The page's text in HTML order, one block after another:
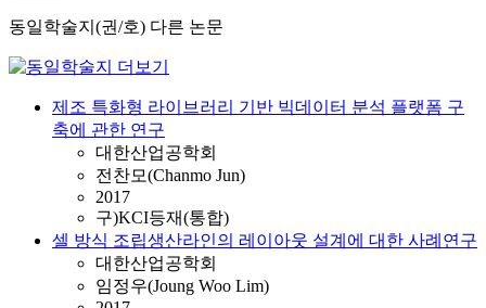
동일학술지(권/호) 다른 논문
제조 특화형 라이브러리 기반 빅데이터 분석 플랫폼 구
축에 관한 연구
대한산업공학회
전찬모(Chanmo Jun)
2017
구)KCI등재(통합)
셀 방식 조립생산라인의 레이아웃 설계에 대한 사례연구
대한산업공학회
임정우(Joung Woo Lim)